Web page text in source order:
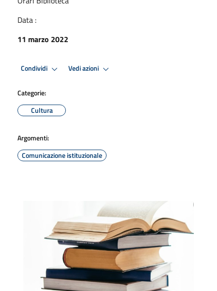
Data :
11 marzo 2022
Condividi Vedi azioni
Categorie:
Cultura
Argomenti:
Comunicazione istituzionale